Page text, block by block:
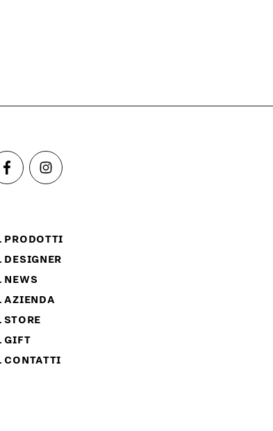
PRODOTTI
DESIGNER
NEWS
AZIENDA
STORE
GIFT
CONTATTI